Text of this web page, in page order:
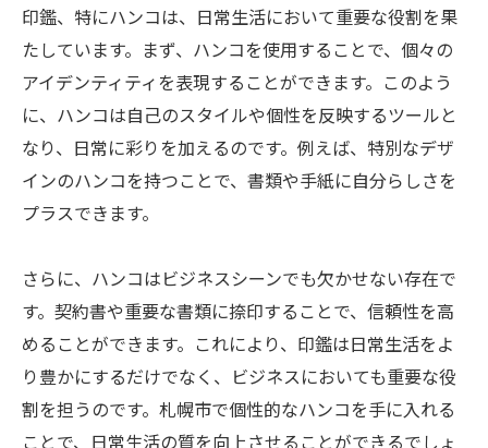
印鑑、特にハンコは、日常生活において重要な役割を果
たしています。まず、ハンコを使用することで、個々の
アイデンティティを表現することができます。このよう
に、ハンコは自己のスタイルや個性を反映するツールと
なり、日常に彩りを加えるのです。例えば、特別なデザ
インのハンコを持つことで、書類や手紙に自分らしさを
プラスできます。
さらに、ハンコはビジネスシーンでも欠かせない存在で
す。契約書や重要な書類に捺印することで、信頼性を高
めることができます。これにより、印鑑は日常生活をよ
り豊かにするだけでなく、ビジネスにおいても重要な役
割を担うのです。札幌市で個性的なハンコを手に入れる
ことで、日常生活の質を向上させることができるでしょ